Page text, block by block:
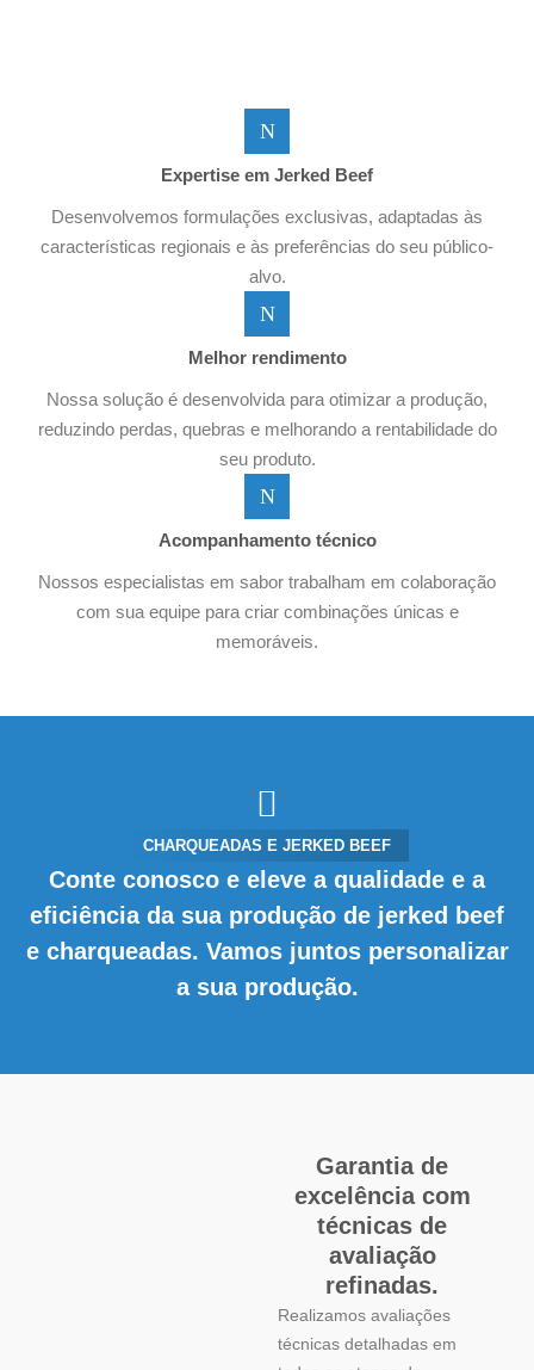
Expertise em Jerked Beef
Desenvolvemos formulações exclusivas, adaptadas às
características regionais e às preferências do seu público-
alvo.
Melhor rendimento
Nossa solução é desenvolvida para otimizar a produção,
reduzindo perdas, quebras e melhorando a rentabilidade do
seu produto.
Acompanhamento técnico
Nossos especialistas em sabor trabalham em colaboração
com sua equipe para criar combinações únicas e
memoráveis.
CHARQUEADAS E JERKED BEEF
Conte conosco e eleve a qualidade e a
eficiência da sua produção de jerked beef
e charqueadas. Vamos juntos personalizar
a sua produção.
Garantia de
excelência com
técnicas de
avaliação
refinadas.
Realizamos avaliações
técnicas detalhadas em